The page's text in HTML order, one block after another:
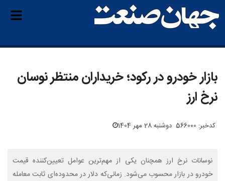
بازار خودرو در رکود؛ خریداران منتظر نوسان
نرخ ارز
کدخبر: 566000 دوشنبه 28 مهر 1404
نوسانات نرخ ارز همچنان یکی از مهم‌ترین عوامل تعیین‌کننده قیمت
خودرو در بازار محسوب می‌شود. زمانی‌که دلار در محدوده‌ای ثابت معامله